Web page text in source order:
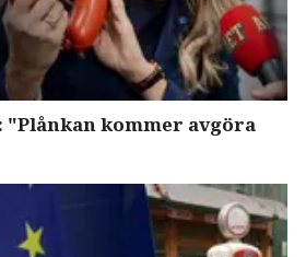
kommer avgöra